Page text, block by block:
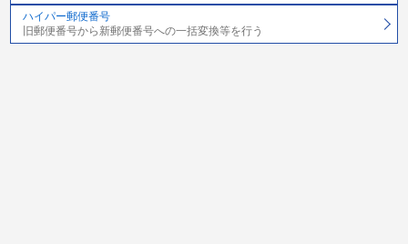
ハイパー郵便番号
旧郵便番号から新郵便番号への一括変換等を行う